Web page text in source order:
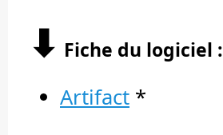
⬇︎ Fiche du logiciel :
Artifact *